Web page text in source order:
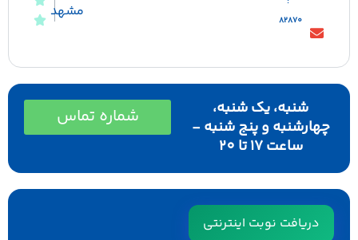
82870
مشهد
شنبه، یک شنبه،
چهارشنبه و پنج شنبه -
ساعت 17 تا 20
شماره تماس
دریافت نوبت اینترنتی